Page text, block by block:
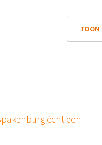
TOON
écht een